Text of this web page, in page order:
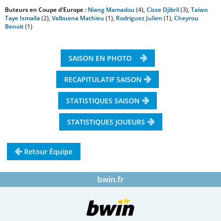
Buteurs en Coupe d'Europe : Niang Mamadou (4), Cisse Djibril(3), Taiwo
Taye Ismaila (2), Valbuena Mathieu (1), Rodriguez Julien (1), Cheyrou
Benoit(1)
SAISON EN PHOTO
RECAPITULATIF SAISON
STATISTIQUES SAISON
STATISTIQUES JOUEURS
Retour Équipe
bwin.fr